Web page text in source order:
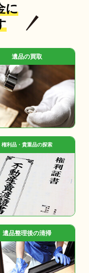
に
遺品の買取
権利品・貴重品の探索
遺品整理後の清掃